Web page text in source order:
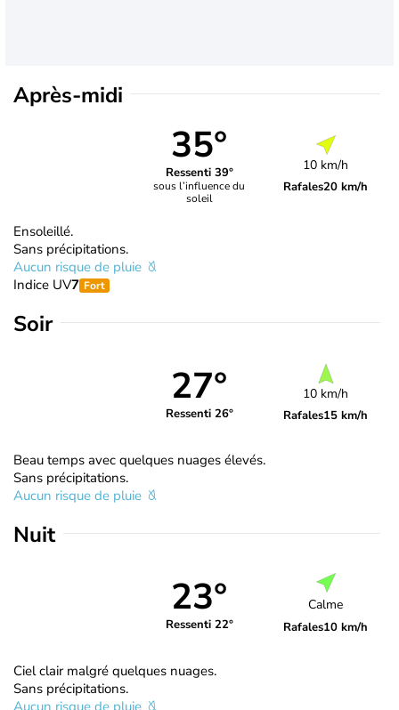
Après-midi
35°
Ressenti 39°
sous l’influence du
soleil
10 km/h
Rafales20 km/h
Ensoleillé.
Sans précipitations.
Aucun risque de pluie
Indice UV7 Fort
Soir
27°
Ressenti 26°
10 km/h
Rafales15 km/h
Beau temps avec quelques nuages élevés.
Sans précipitations.
Aucun risque de pluie
Nuit
23°
Ressenti 22°
Calme
Rafales10 km/h
Ciel clair malgré quelques nuages.
Sans précipitations.
Aucun risque de pluie